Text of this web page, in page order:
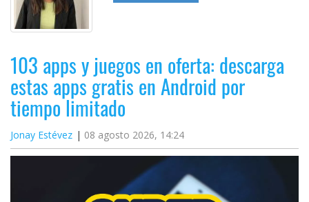
103 apps y juegos en oferta: descarga
estas apps gratis en Android por
tiempo limitado
Jonay Estévez 08 agosto 2026, 14:24